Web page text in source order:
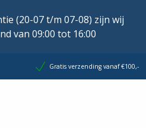
(20-07 t/m 07-08) zijn wij
van 09:00 tot 16:00
Gratis verzending vanaf €100,-